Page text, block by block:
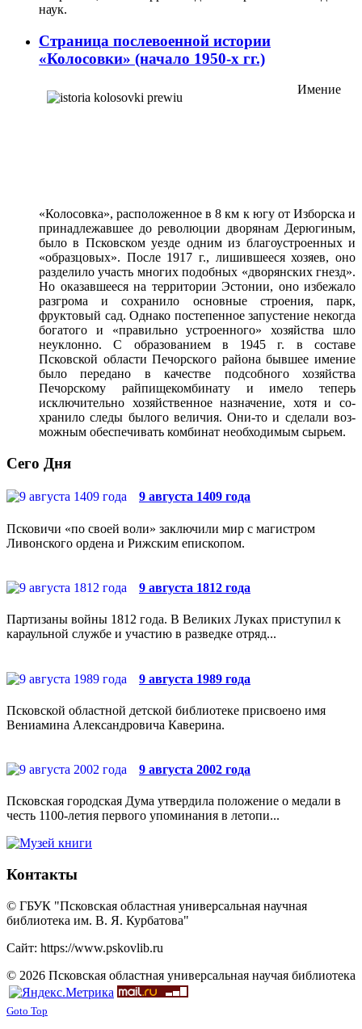
наук.
Страница послевоенной истории
«Колосовки» (начало 1950-х гг.)
Имение
«Колосовка», расположенное в 8 км к югу от Изборска и
принадлежавшее до революции дворя­нам Дерюгиным,
было в Псковском уезде одним из бла­гоустроенных и
«образцовых». После 1917 г., лишив­шееся хозяев, оно
разделило участь многих подобных «дворянских гнезд».
Но оказавшееся на территории Эстонии, оно избежало
разгрома и сохранило основные строения, парк,
фруктовый сад. Однако постепенное запустение некогда
богатого и «правильно устроенно­го» хозяйства шло
неуклонно. С образованием в 1945 г. в составе
Псковской области Печорского района быв­шее имение
было передано в качестве подсобного хо­зяйства
Печорскому райпищекомбинату и имело теперь
исключительно хозяйственное назначение, хотя и со­
хранило следы былого величия. Они-то и сделали воз­
можным обеспечивать комбинат необходимым сырьем.
Сего Дня
9 августа 1409 года
Псковичи «по своей воли» заключили мир с магистром
Ливонского ордена и Рижским епископом.
9 августа 1812 года
Партизаны войны 1812 года. В Великих Луках приступил к
караульной службе и участию в разведке отряд...
9 августа 1989 года
Псковской областной детской библиотеке присвоено имя
Вениамина Александровича Каверина.
9 августа 2002 года
Псковская городская Дума утвердила положение о медали в
честь 1100-летия первого упоминания в летопи...
Контакты
© ГБУК "Псковская областная универсальная научная
библиотека им. В. Я. Курбатова"
Сайт: https://www.pskovlib.ru
© 2026 Псковская областная универсальная научая библиотека
Goto Top